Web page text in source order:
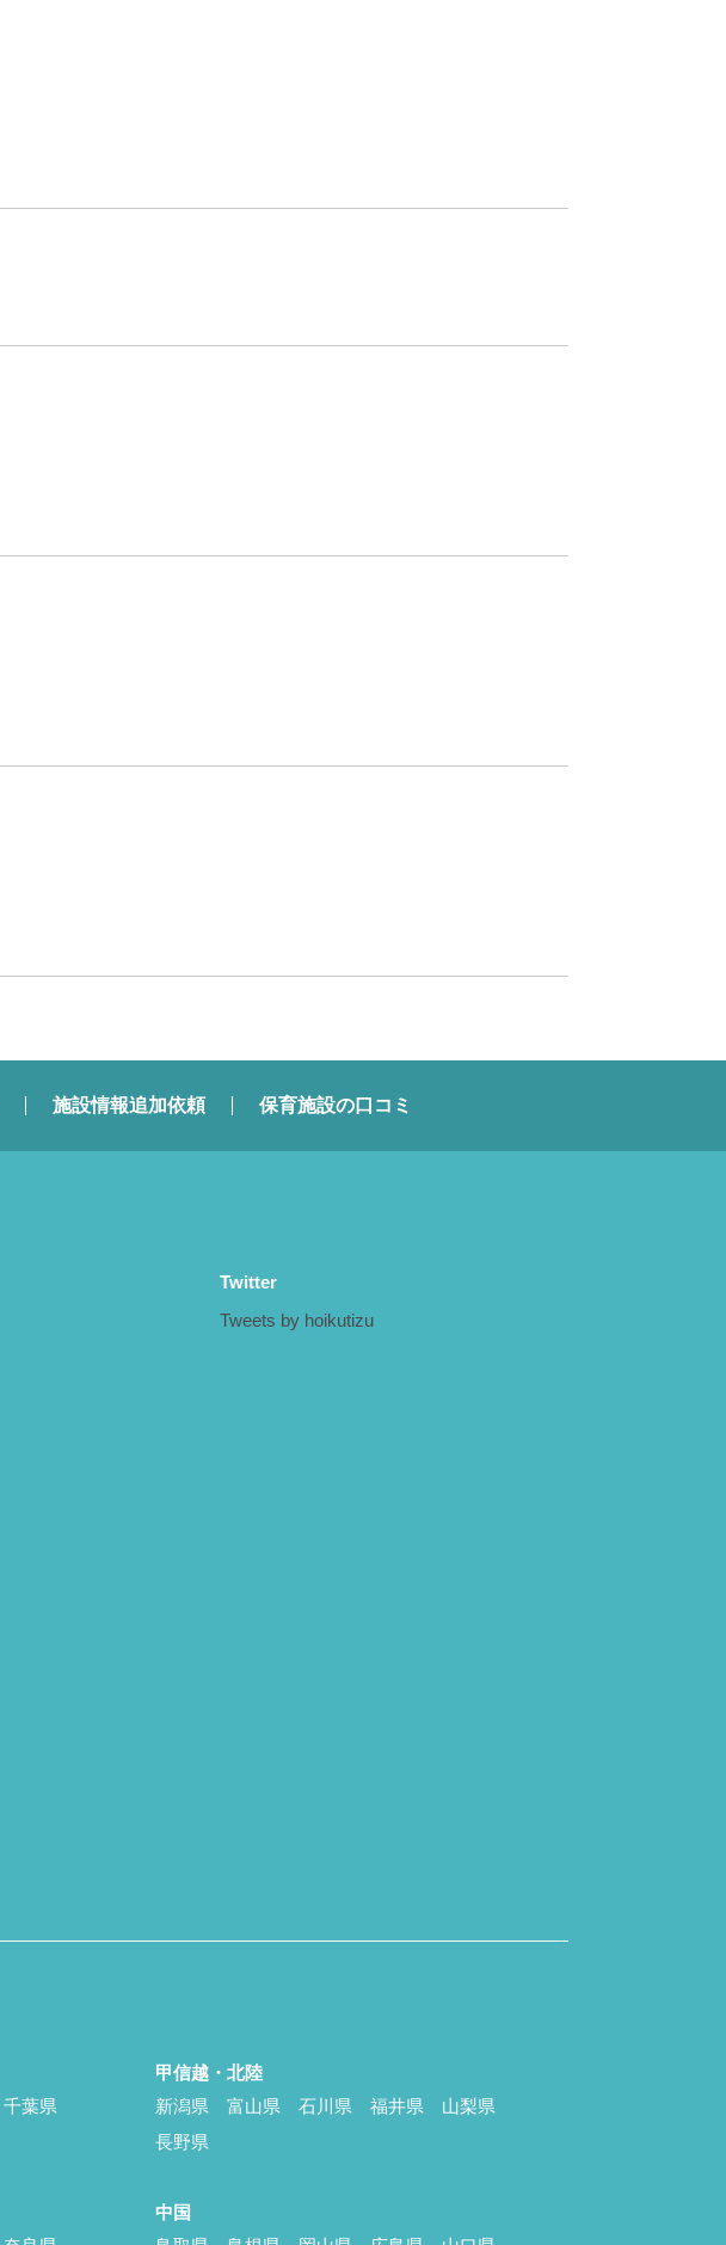
施設情報追加依頼 保育施設の口コミ
Twitter
Tweets by hoikutizu
千葉県
甲信越・北陸
新潟県
富山県 石川県 福井県
山梨県
長野県
中国